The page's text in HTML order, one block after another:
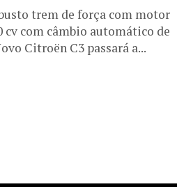
trem de força com motor
cv com câmbio automático de
Citroën C3 passará a...